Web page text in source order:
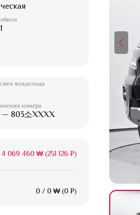
владельца
номера
— 803소XXXX
4 069 460 ₩ (251 126 ₽)
0 / 0 ₩ (0 ₽)